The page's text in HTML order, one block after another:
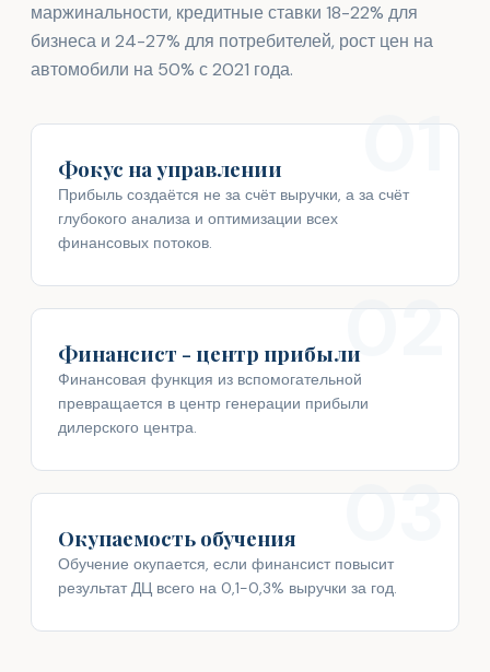
маржинальности, кредитные ставки 18-22% для
бизнеса и 24-27% для потребителей, рост цен на
автомобили на 50% с 2021 года.
01
Фокус на управлении
Прибыль создаётся не за счёт выручки, а за счёт
глубокого анализа и оптимизации всех
финансовых потоков.
02
Финансист - центр прибыли
Финансовая функция из вспомогательной
превращается в центр генерации прибыли
дилерского центра.
03
Окупаемость обучения
Обучение окупается, если финансист повысит
результат ДЦ всего на 0,1-0,3% выручки за год.